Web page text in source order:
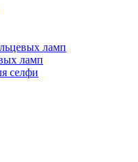
ламп
ламп
селфи